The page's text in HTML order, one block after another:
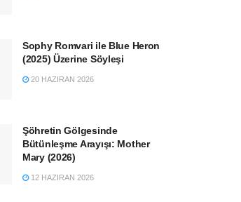
Sophy Romvari ile Blue Heron
(2025) Üzerine Söyleşi
20 HAZIRAN 2026
Şöhretin Gölgesinde
Bütünleşme Arayışı: Mother
Mary (2026)
12 HAZIRAN 2026